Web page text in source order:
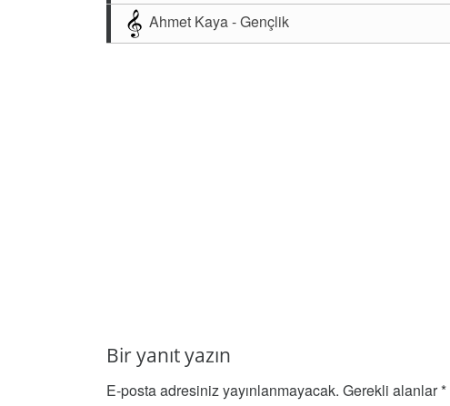
Ahmet Kaya - Gençlik
Bir yanıt yazın
E-posta adresiniz yayınlanmayacak. Gerekli alanlar*